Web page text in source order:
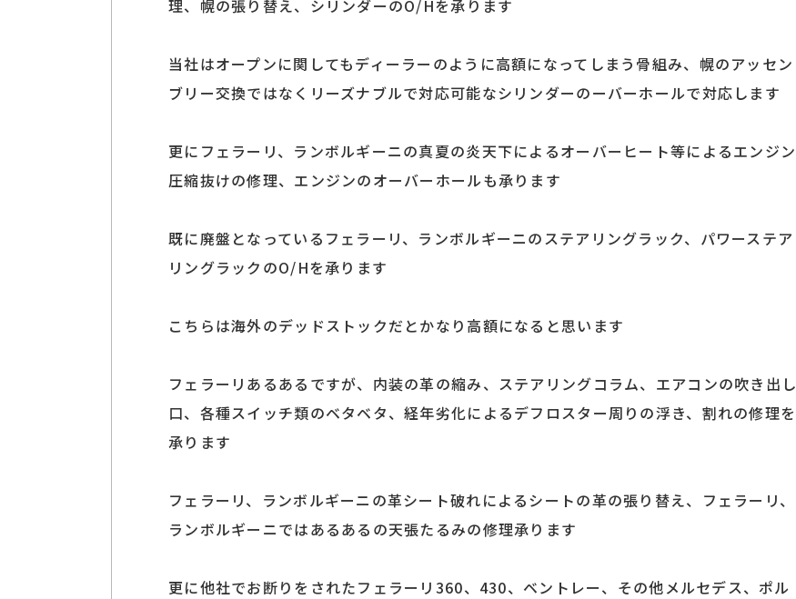
理、幌の張り替え、シリンダーのO/Hを承ります
当社はオープンに関してもディーラーのように高額になってしまう骨組み、幌のアッセン
ブリー交換ではなくリーズナブルで対応可能なシリンダーのーバーホールで対応します
更にフェラーリ、ランボルギーニの真夏の炎天下によるオーバーヒート等によるエンジン
圧縮抜けの修理、エンジンのオーバーホールも承ります
既に廃盤となっているフェラーリ、ランボルギーニのステアリングラック、パワーステア
リングラックのO/Hを承ります
こちらは海外のデッドストックだとかなり高額になると思います
フェラーリあるあるですが、内装の革の縮み、ステアリングコラム、エアコンの吹き出し
口、各種スイッチ類のベタベタ、経年劣化によるデフロスター周りの浮き、割れの修理を
承ります
フェラーリ、ランボルギーニの革シート破れによるシートの革の張り替え、フェラーリ、
ランボルギーニではあるあるの天張たるみの修理承ります
更に他社でお断りをされたフェラーリ360、430、ベントレー、その他メルセデス、ポル